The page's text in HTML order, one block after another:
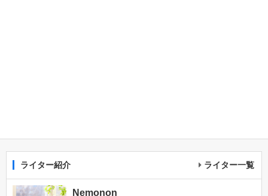
ライター紹介 ライター一覧
Nemonon